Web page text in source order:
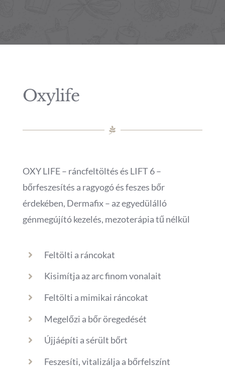
Oxylife
OXY LIFE – ráncfeltöltés és LIFT 6 –
bőrfeszesítés a ragyogó és feszes bőr
érdekében, Dermafix – az egyedülálló
génmegújító kezelés, mezoterápia tű nélkül
Feltölti a ráncokat
Kisimítja az arc finom vonalait
Feltölti a mimikai ráncokat
Megelőzi a bőr öregedését
Újjáépíti a sérült bőrt
Feszesíti, vitalizálja a bőrfelszínt